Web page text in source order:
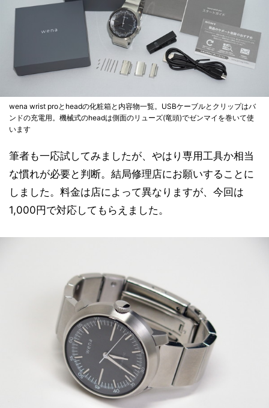
wena wrist proとheadの化粧箱と内容物一覧。USBケーブルとクリップはバ
ンドの充電用。機械式のheadは側面のリューズ(竜頭)でゼンマイを巻いて使
います
筆者も一応試してみましたが、やはり専用工具か相当
な慣れが必要と判断。結局修理店にお願いすることに
しました。料金は店によって異なりますが、今回は
1,000円で対応してもらえました。